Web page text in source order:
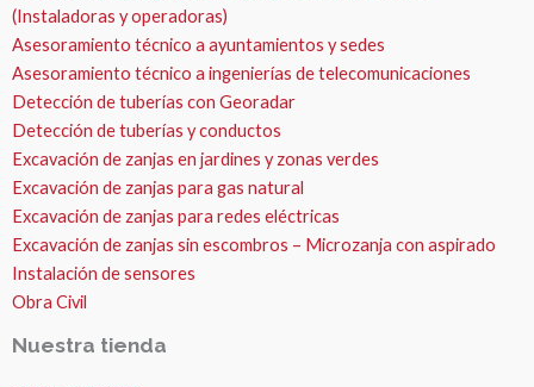
(Instaladoras y operadoras)
Asesoramiento técnico a ayuntamientos y sedes
Asesoramiento técnico a ingenierías de telecomunicaciones
Detección de tuberías con Georadar
Detección de tuberías y conductos
Excavación de zanjas en jardines y zonas verdes
Excavación de zanjas para gas natural
Excavación de zanjas para redes eléctricas
Excavación de zanjas sin escombros – Microzanja con aspirado
Instalación de sensores
Obra Civil
Nuestra tienda